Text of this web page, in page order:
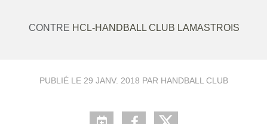
CONTRE HCL-HANDBALL CLUB LAMASTROIS
PUBLIÉ LE 29 JANV. 2018 PAR HANDBALL CLUB